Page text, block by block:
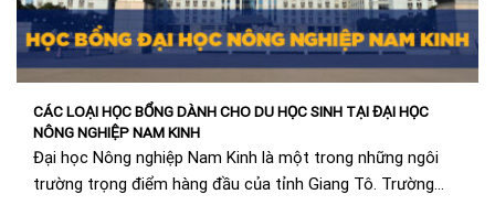
CÁC LOẠI HỌC BỔNG DÀNH CHO DU HỌC SINH TẠI ĐẠI HỌC
NÔNG NGHIỆP NAM KINH
Đại học Nông nghiệp Nam Kinh là một trong những ngôi
trường trọng điểm hàng đầu của tỉnh Giang Tô. Trường